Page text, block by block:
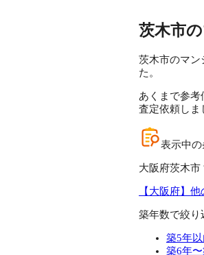
茨木市
茨木市のマン
た。
あくまで参
査定依頼しま
表示中の
大阪府茨木市
【大阪府】
築年数で絞り
築5年以
築6年